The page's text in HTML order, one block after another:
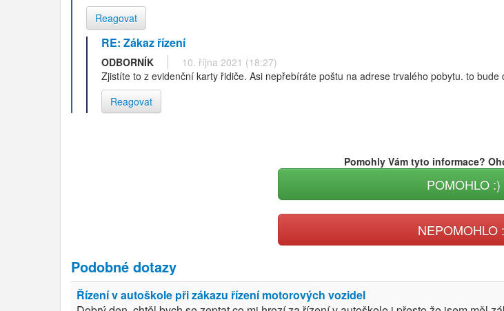
Reagovat
RE: Zákaz řízení
ODBORNÍK
10. října 2021 (18:27)
Zjistíte to z evidenční karty řidiče. Asi nepřebíráte poštu na adrese trvalého pobytu. to bude
Reagovat
Pomohly Vám tyto informace?
POMOHLO :)
NEPOMOHLO
Podobné dotazy
Řízení v autoškole při zákazu řízení motorových vozidel